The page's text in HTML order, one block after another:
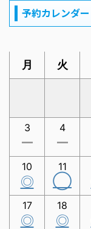
予約カレンダー
月 火
3
ー
4
ー
10
◎
11
◯
17
◎
18
◎